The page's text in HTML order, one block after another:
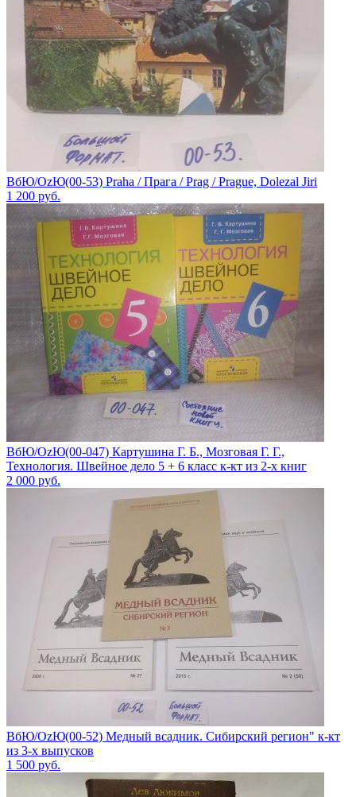
ВбЮ/OzЮ(00-53) Praha / Прага / Prag / Prague, Dolezal Jiri
1 200 руб.
ВбЮ/OzЮ(00-047) Картушина Г. Б., Мозговая Г. Г.,
Технология. Швейное дело 5 + 6 класс к-кт из 2-х книг
2 000 руб.
ВбЮ/OzЮ(00-52) Медный всадник. Сибирский регион" к-кт
из 3-х выпусков
1 500 руб.